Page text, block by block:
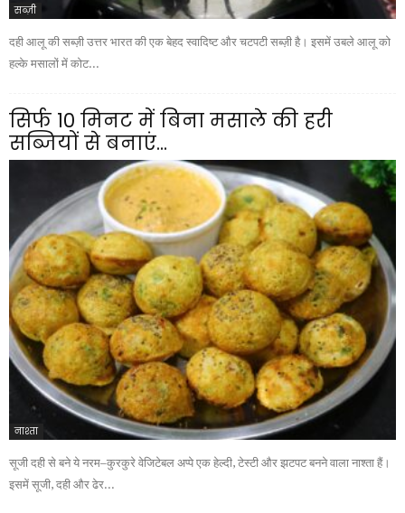
सब्ज़ी
दही आलू की सब्ज़ी उत्तर भारत की एक बेहद स्वादिष्ट और चटपटी सब्ज़ी है। इसमें उबले आलू को
हल्के मसालों में कोट...
सिर्फ 10 मिनट में बिना मसाले की हरी
सब्जियों से बनाएं...
नाश्ता
सूजी दही से बने ये नरम–कुरकुरे वेजिटेबल अप्पे एक हेल्दी, टेस्टी और झटपट बनने वाला नाश्ता हैं।
इसमें सूजी, दही और ढेर...